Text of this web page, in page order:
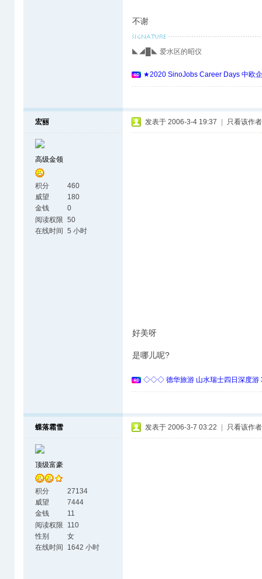
不谢
◣◢█◣ 爱水区的昭仪
★2020 SinoJobs Career Days 中欧
宏丽
高级金领
积分
460
威望
180
金钱
0
阅读权限 50
在线时间 5 小时
发表于 2006-3-4 19:37 只看该作者
好美呀
是哪儿呢?
◇◇◇ 德华旅游 山水瑞士四日深度
蝶落霜雪
顶级富豪
积分
27134
威望
7444
金钱
11
阅读权限
110
性别
女
在线时间
1642 小时
发表于 2006-3-7 03:22 只看该作者